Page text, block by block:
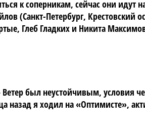
к соперникам, сейчас они идут
(Санкт-Петербург,
Глеб Гладких и Никита
был неустойчивым, условия
назад я ходил на «Оптимисте»,